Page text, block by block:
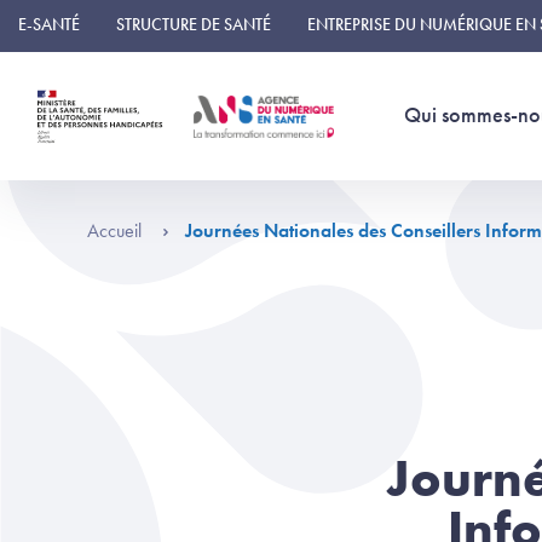
Panneau de gestion des cookies
E-SANTÉ STRUCTURE DE SANTÉ ENTREPRISE DU NUMÉRIQUE EN
Qui sommes-
Accueil Journées Nationales des Conseillers